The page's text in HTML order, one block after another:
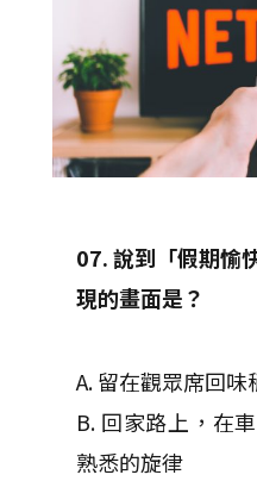
07. 說到「假期愉
現的畫面是？
A. 留在觀眾席回
B. 回家路上，在
熟悉的旋律